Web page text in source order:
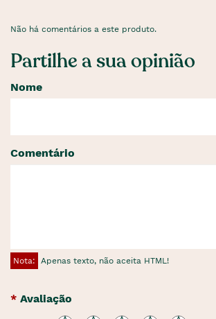
Não há comentários a este produto.
Partilhe a sua opinião
Nome
Comentário
Nota: Apenas texto, não aceita HTML!
Avaliação